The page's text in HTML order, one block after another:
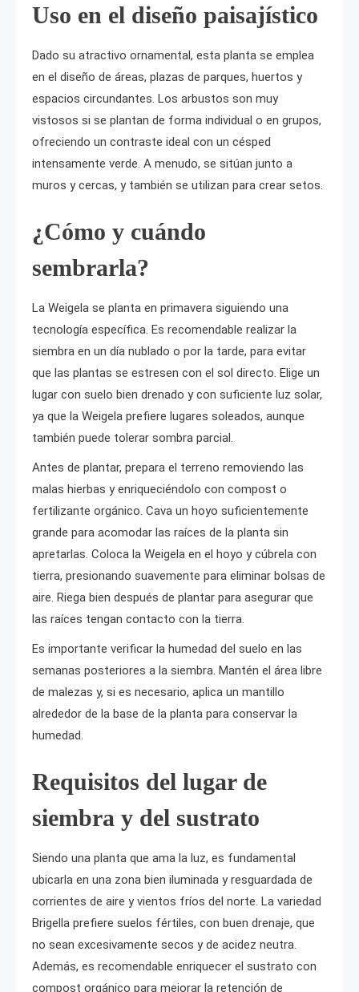
Uso en el diseño paisajístico
Dado su atractivo ornamental, esta planta se emplea
en el diseño de áreas, plazas de parques, huertos y
espacios circundantes. Los arbustos son muy
vistosos si se plantan de forma individual o en grupos,
ofreciendo un contraste ideal con un césped
intensamente verde. A menudo, se sitúan junto a
muros y cercas, y también se utilizan para crear setos.
¿Cómo y cuándo
sembrarla?
La Weigela se planta en primavera siguiendo una
tecnología específica. Es recomendable realizar la
siembra en un día nublado o por la tarde, para evitar
que las plantas se estresen con el sol directo. Elige un
lugar con suelo bien drenado y con suficiente luz solar,
ya que la Weigela prefiere lugares soleados, aunque
también puede tolerar sombra parcial.
Antes de plantar, prepara el terreno removiendo las
malas hierbas y enriqueciéndolo con compost o
fertilizante orgánico. Cava un hoyo suficientemente
grande para acomodar las raíces de la planta sin
apretarlas. Coloca la Weigela en el hoyo y cúbrela con
tierra, presionando suavemente para eliminar bolsas de
aire. Riega bien después de plantar para asegurar que
las raíces tengan contacto con la tierra.
Es importante verificar la humedad del suelo en las
semanas posteriores a la siembra. Mantén el área libre
de malezas y, si es necesario, aplica un mantillo
alrededor de la base de la planta para conservar la
humedad.
Requisitos del lugar de
siembra y del sustrato
Siendo una planta que ama la luz, es fundamental
ubicarla en una zona bien iluminada y resguardada de
corrientes de aire y vientos fríos del norte. La variedad
Brigella prefiere suelos fértiles, con buen drenaje, que
no sean excesivamente secos y de acidez neutra.
Además, es recomendable enriquecer el sustrato con
compost orgánico para mejorar la retención de